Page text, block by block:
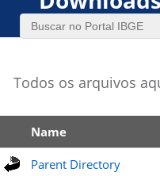
Todos os arquivos
Name
Parent Directory